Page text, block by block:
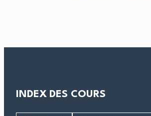
INDEX DES COURS